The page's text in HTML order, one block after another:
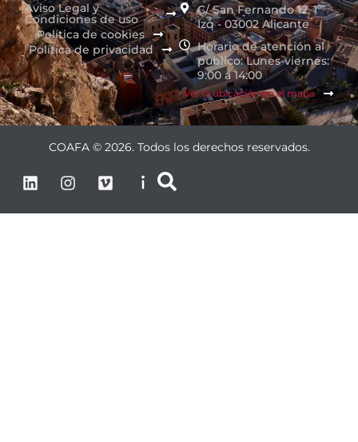
Aviso Legal y
Condiciones de uso
Política de cookies
Política de privacidad
C/ San Fernando 12, 1º
Izq - 03002 Alicante
Horario de atención al
público: Lunes-viernes:
9:00 a 14:00
Ver la ubicación en el mapa
COAFA © 2026. Todos los derechos reservados.